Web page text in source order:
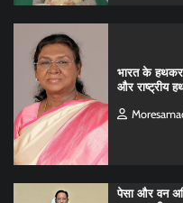
भारत के
और राष्ट्रीय
पेसा और वन